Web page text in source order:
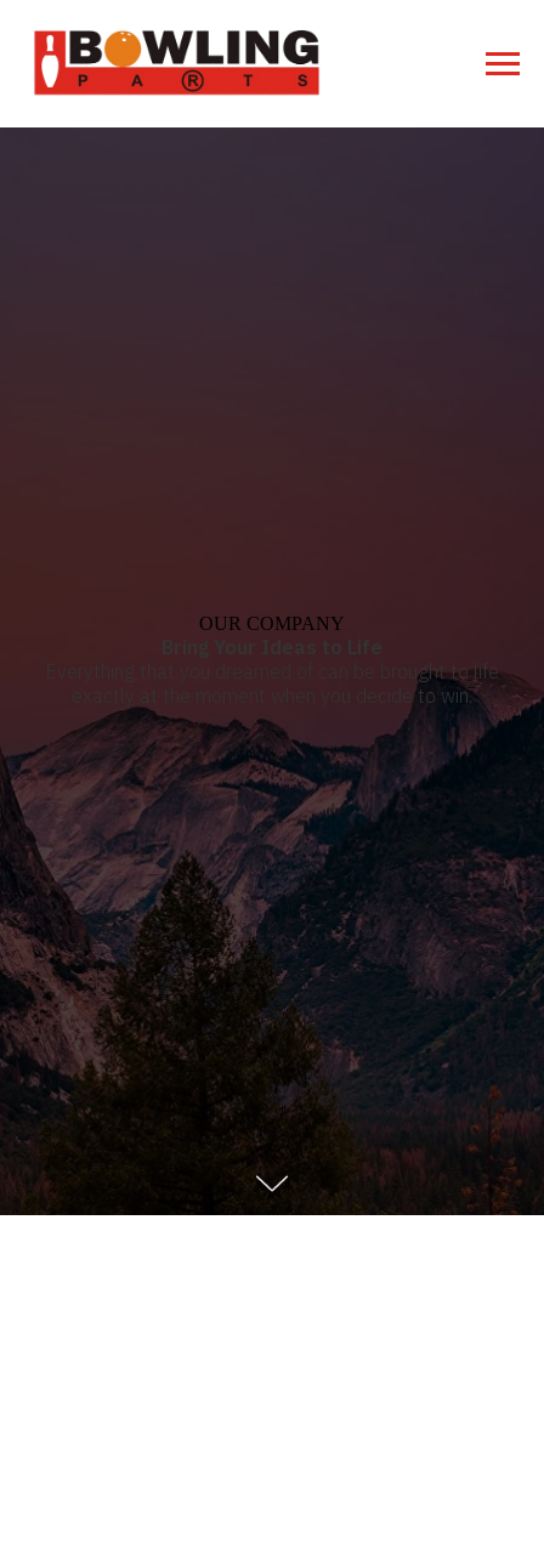
OUR COMPANY
Everything that you dreamed of can be brought to life
exactly at the moment when you decide to win.